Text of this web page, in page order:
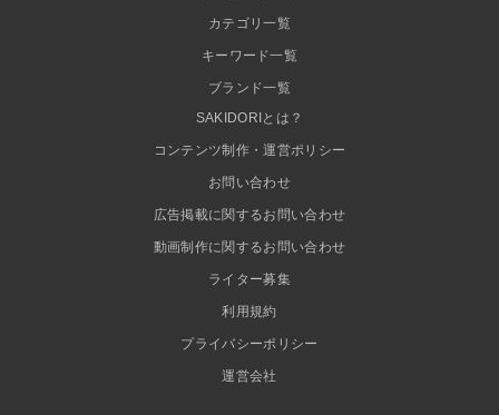
カテゴリ一覧
キーワード一覧
ブランド一覧
SAKIDORIとは？
コンテンツ制作・運営ポリシー
お問い合わせ
広告掲載に関するお問い合わせ
動画制作に関するお問い合わせ
ライター募集
利用規約
プライバシーポリシー
運営会社